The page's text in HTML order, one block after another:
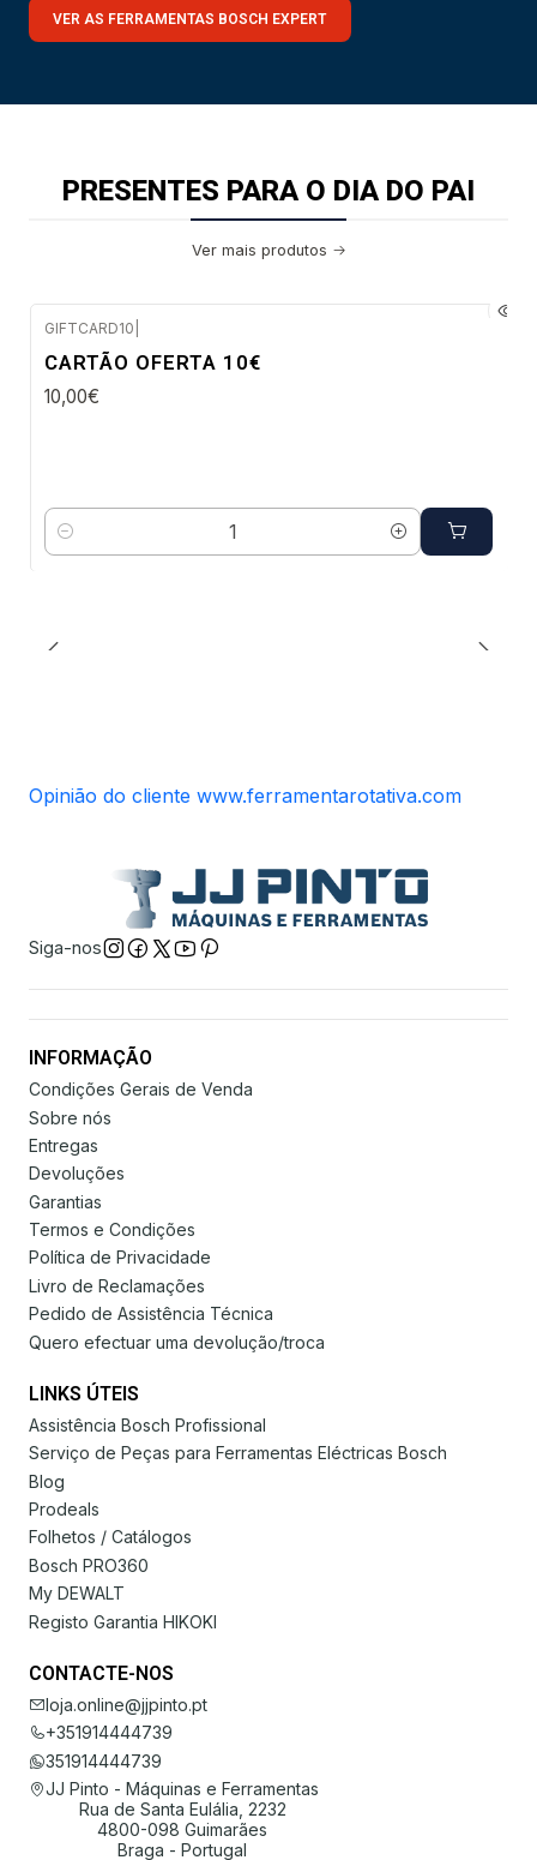
VER AS FERRAMENTAS BOSCH EXPERT
PRESENTES PARA O DIA DO PAI
Ver mais produtos
GIFTCARD10
CARTÃO OFERTA 10€
10,00€
Quantidade
Opinião do cliente www.ferramentarotativa.com
Siga-nos
INFORMAÇÃO
Condições Gerais de Venda
Sobre nós
Entregas
Devoluções
Garantias
Termos e Condições
Política de Privacidade
Livro de Reclamações
Pedido de Assistência Técnica
Quero efectuar uma devolução/troca
LINKS ÚTEIS
Assistência Bosch Profissional
Serviço de Peças para Ferramentas Eléctricas Bosch
Blog
Prodeals
Folhetos / Catálogos
Bosch PRO360
My DEWALT
Registo Garantia HIKOKI
CONTACTE-NOS
loja.online@jjpinto.pt
+351914444739
351914444739
JJ Pinto - Máquinas e Ferramentas
Rua de Santa Eulália, 2232
4800-098 Guimarães
Braga - Portugal